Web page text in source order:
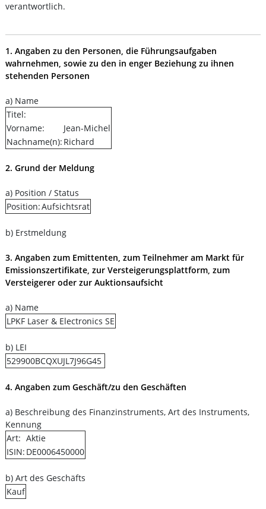
verantwortlich.
1. Angaben zu den Personen, die Führungsaufgaben
wahrnehmen, sowie zu den in enger Beziehung zu ihnen
stehenden Personen
a) Name
Titel:
Vorname:
Jean-Michel
Nachname(n): Richard
2. Grund der Meldung
a) Position / Status
Position:Aufsichtsrat
b) Erstmeldung
3. Angaben zum Emittenten, zum Teilnehmer am Markt für
Emissionszertifikate, zur Versteigerungsplattform, zum
Versteigerer oder zur Auktionsaufsicht
a) Name
LPKF Laser & Electronics SE
b) LEI
529900BCQXUJL7J96G45
4. Angaben zum Geschäft/zu den Geschäften
a) Beschreibung des Finanzinstruments, Art des Instruments,
Kennung
Art: Aktie
ISIN: DE0006450000
b) Art des Geschäfts
Kauf